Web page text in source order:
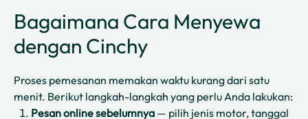
Bagaimana Cara Menyewa
dengan Cinchy
Proses pemesanan memakan waktu kurang dari satu
menit. Berikut langkah-langkah yang perlu Anda lakukan:
Pesan online sebelumnya — pilih jenis motor, tanggal